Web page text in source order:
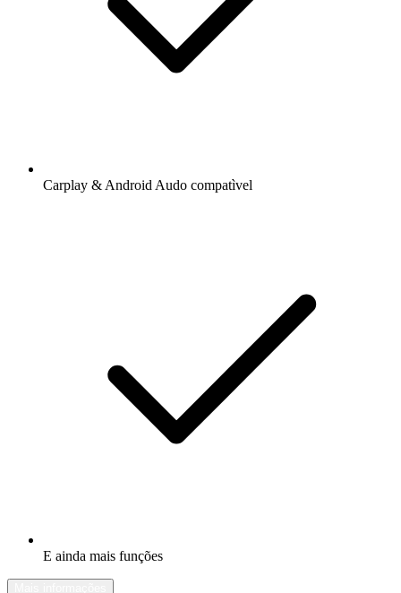
Carplay & Android Audo compatìvel
E ainda mais funções